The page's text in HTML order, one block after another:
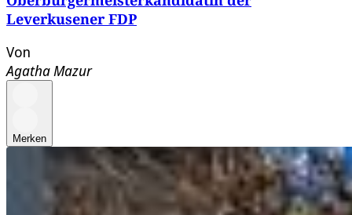
Leverkusener FDP
Von
Agatha Mazur
Merken